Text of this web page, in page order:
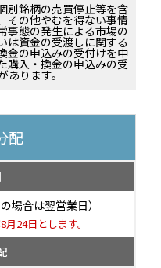
別銘柄の売買停止等を含
その他やむを得ない事情
事態の発生による市場の
は資金の受渡しに関する
金の申込みの受付けを中
購入・換金の申込みの受
あります。
配
場合は翌営業日）
24日とします。